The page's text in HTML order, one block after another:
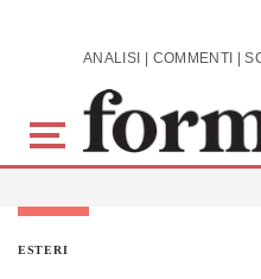
Skip to main content
ESTERI